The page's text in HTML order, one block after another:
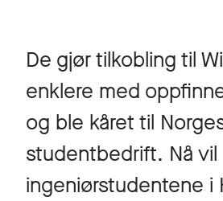
De gjør tilkobling til
enklere med
og ble kåret til
studentbedrift. Nå vil
ingeniørstudentene i